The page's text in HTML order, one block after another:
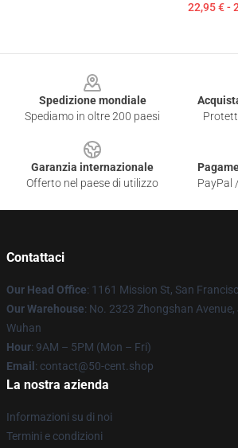
22,95 € -
Spedizione mondiale
Spediamo in oltre 200 paesi
Garanzia internazionale
Offerto nel paese di utilizzo
PayPal
Contattaci
Our Head Office: 1161 Mission St, San
Our Warehouse: No. 2323 Zhongshan
Wuhan
Hour: 9AM – 5PM (Mon – Fri)
Email : contact@50-cent.shop
La nostra azienda
Informazioni su di noi
Termini e condizioni